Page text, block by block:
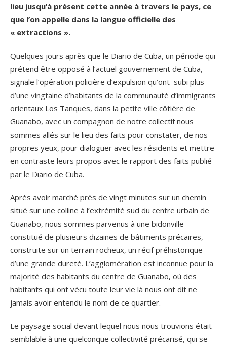
lieu jusqu’à présent cette année à travers le pays, ce
que l’on appelle dans la langue officielle des
« extractions ».
Quelques jours après que le Diario de Cuba, un période qui
prétend être opposé à l’actuel gouvernement de Cuba,
signale l’opération policière d’expulsion qu’ont subi plus
d’une vingtaine d’habitants de la communauté d’immigrants
orientaux Los Tanques, dans la petite ville côtière de
Guanabo, avec un compagnon de notre collectif nous
sommes allés sur le lieu des faits pour constater, de nos
propres yeux, pour dialoguer avec les résidents et mettre
en contraste leurs propos avec le rapport des faits publié
par le Diario de Cuba.
Après avoir marché près de vingt minutes sur un chemin
situé sur une colline à l’extrémité sud du centre urbain de
Guanabo, nous sommes parvenus à une bidonville
constitué de plusieurs dizaines de bâtiments précaires,
construite sur un terrain rocheux, un récif préhistorique
d’une grande dureté. L’agglomération est inconnue pour la
majorité des habitants du centre de Guanabo, où des
habitants qui ont vécu toute leur vie là nous ont dit ne
jamais avoir entendu le nom de ce quartier.
Le paysage social devant lequel nous nous trouvions était
semblable à une quelconque collectivité précarisé, qui se